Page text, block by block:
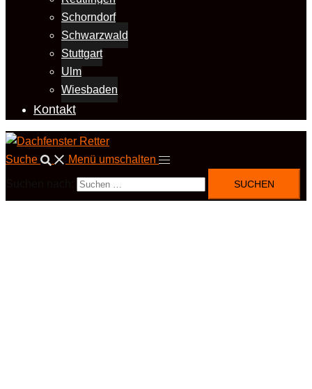
Schorndorf
Schwarzwald
Stuttgart
Ulm
Wiesbaden
Kontakt
Suche Menü umschalten